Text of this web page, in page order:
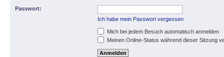
Passwort:
Ich habe mein Passwort vergessen
Mich bei jedem Besuch automatisch anmelden
Meinen Online-Status während dieser Sitzung